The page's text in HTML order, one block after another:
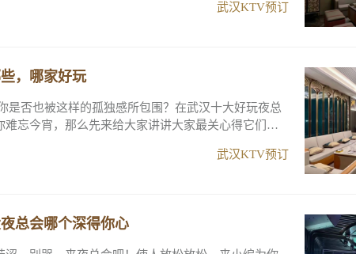
武汉KTV预订
，哪家好玩
是否也被这样的孤独感所包围？在武汉十大好玩夜总
忘今宵，那么先来给大家讲讲大家最关心得它们的
NO.1...
武汉KTV预订
总会哪个深得你心